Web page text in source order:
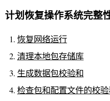
计划恢复操作系统完整
恢复网络运行
清理本地包存储库
生成数据包校验和
检查包和配置文件的校